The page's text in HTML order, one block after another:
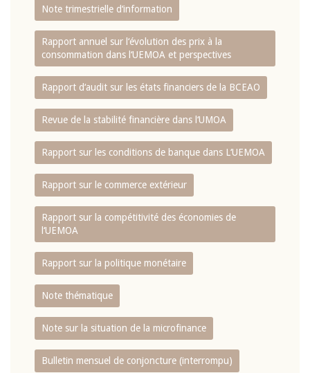
Note trimestrielle d‘information
Rapport annuel sur l‘évolution des prix à la
consommation dans l‘UEMOA et perspectives
Rapport d‘audit sur les états financiers de la BCEAO
Revue de la stabilité financière dans l‘UMOA
Rapport sur les conditions de banque dans L‘UEMOA
Rapport sur le commerce extérieur
Rapport sur la compétitivité des économies de
l‘UEMOA
Rapport sur la politique monétaire
Note thématique
Note sur la situation de la microfinance
Bulletin mensuel de conjoncture (interrompu)